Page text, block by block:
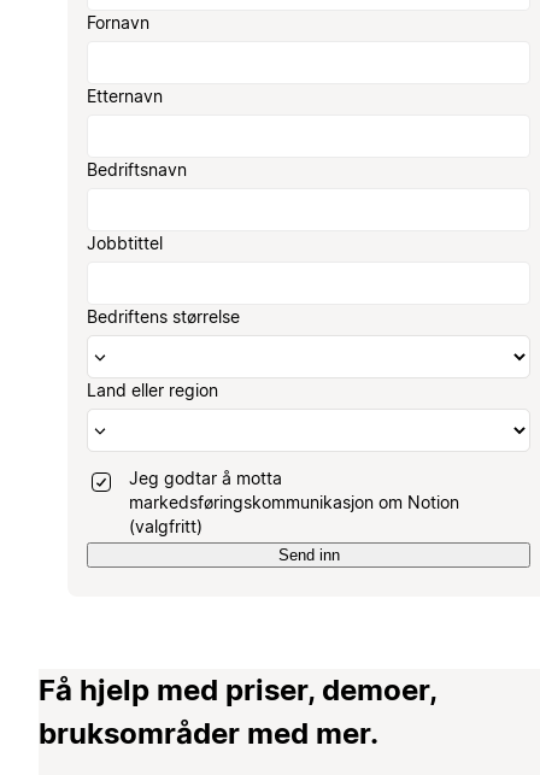
Fornavn
Etternavn
Bedriftsnavn
Jobbtittel
Bedriftens størrelse
Land eller region
Jeg godtar å motta
markedsføringskommunikasjon om Notion
(valgfritt)
Send inn
Få hjelp med priser, demoer,
bruksområder med mer.